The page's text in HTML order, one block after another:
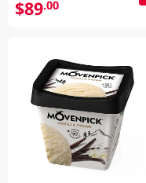
$89.00